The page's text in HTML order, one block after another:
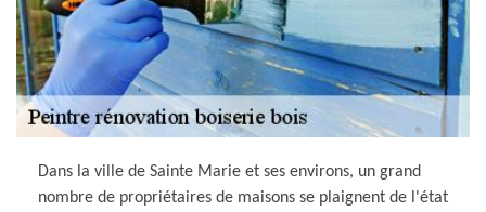
Dans la ville de Sainte Marie et ses environs, un grand
nombre de propriétaires de maisons se plaignent de l'état